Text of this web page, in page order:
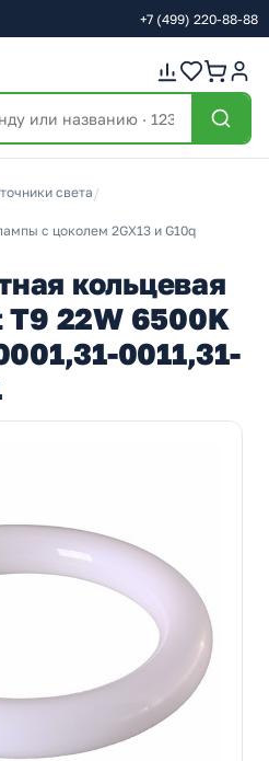
+7 (499) 220-88-88
света /
с цоколем 2GX13 и G10q
кольцевая
T9 22W 6500K
0011,31-